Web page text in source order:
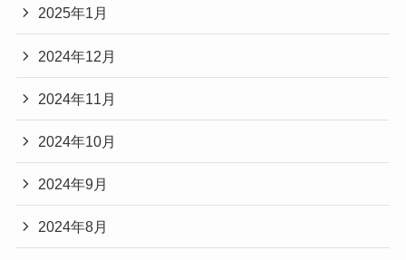
2025年1月
2024年12月
2024年11月
2024年10月
2024年9月
2024年8月